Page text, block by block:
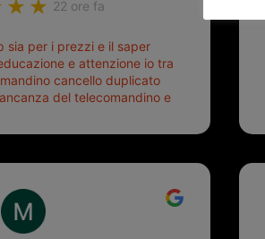
22 ore fa
sia per i prezzi e il saper
e attenzione io tra
cancello duplicato
del telecomandino e
e poi il prorietario il signor